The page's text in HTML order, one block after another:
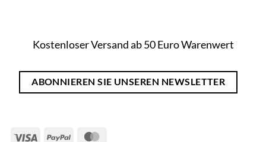
Kostenloser Versand ab 50 Euro Warenwert
ABONNIEREN SIE UNSEREN NEWSLETTER
Visa PayPal